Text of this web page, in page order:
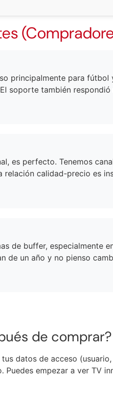
principalmente para
soporte también
es perfecto. Tenemos
relación calidad-precio es
de buffer, especialmente
de un año y no pienso
de comprar?
tus datos de acceso
empezar a ver TV